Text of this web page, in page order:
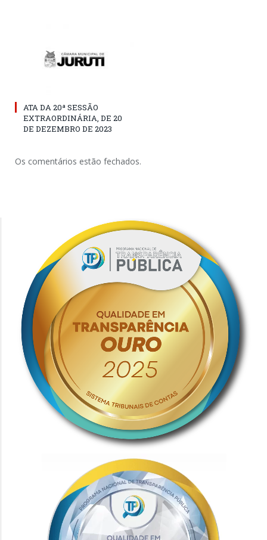
ATA DA 20ª SESSÃO
EXTRAORDINÁRIA, DE 20
DE DEZEMBRO DE 2023
Os comentários estão fechados.